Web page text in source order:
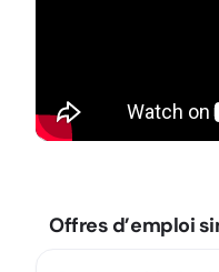
Offres d’emploi